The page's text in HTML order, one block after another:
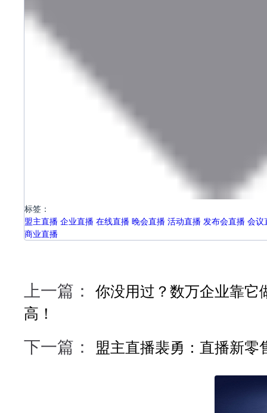
标签：
盟主直播 企业直播 在线直播 晚会直播 活动直播 发布会直播 会议
商业直播
上一篇： 你没用过？数万企业靠它
高！
下一篇： 盟主直播裴勇：直播新